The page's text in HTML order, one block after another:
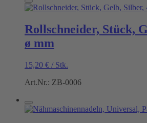
Rollschneider, Stück,
ø mm
15,20 € / Stk.
Art.Nr.: ZB-0006